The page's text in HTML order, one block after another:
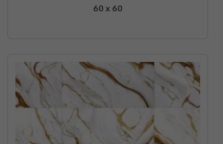
60 x 60